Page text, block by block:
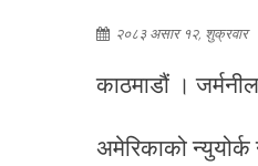
२०८३ असार १२, शुक्रवार
काठमाडौं ।
अमेरिकाको